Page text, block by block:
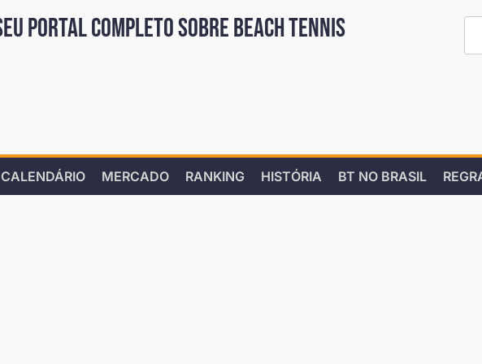
portal completo sobre Beach Tennis
CALENDÁRIO MERCADO RANKING HISTÓRIA BT NO BRASIL